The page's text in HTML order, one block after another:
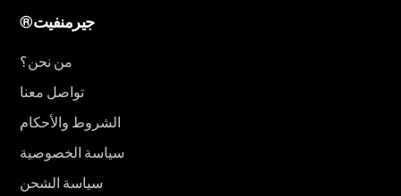
®جيرمنفيت
من نحن؟
تواصل معنا
الشروط والأحكام
سياسة الخصوصية
سياسة الشحن